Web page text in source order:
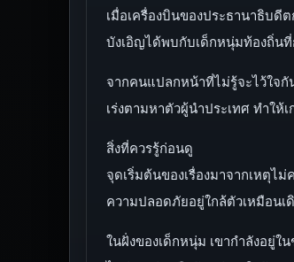
เมื่อเครื่องบินของประธานาธิบดี
บังเอิญได้พบกับเด็กหนุ่มท้องถิ่นที่
จากคนแปลกหน้าที่ไม่รู้จะไว้ใจ
เร่งตามหาตัวผู้นำประเทศ ทำใ
สิ่งที่ควรรู้ก่อนดู
จุดเริ่มต้นของเรื่องมาจากเหตุไ
ความปลอดภัยอยู่ใกล้ตัวเหมือน
ในฝั่งของเด็กหนุ่ม เขากำลังอยู่